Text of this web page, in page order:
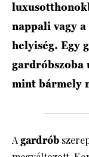
nappali vagy
helyiség. Egy
gardróbszoba
mint bármely
Agardrób